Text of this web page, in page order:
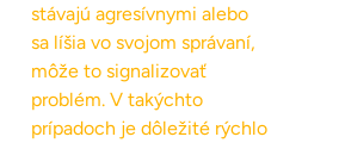
stávajú agresívnymi alebo
sa líšia vo svojom správaní,
môže to signalizovať
problém. V takýchto
prípadoch je dôležité rýchlo